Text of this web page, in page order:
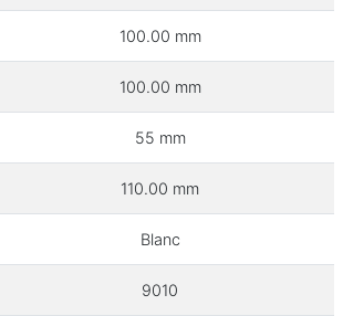
100.00 mm
100.00 mm
55 mm
110.00 mm
Blanc
9010